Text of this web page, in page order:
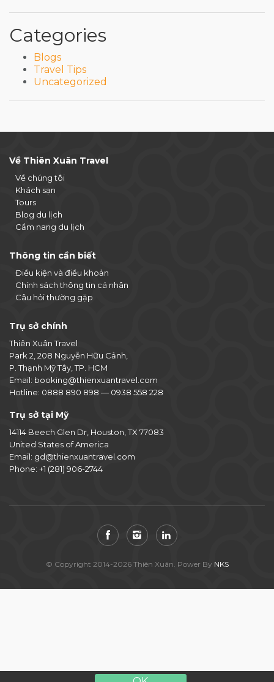
Categories
Blogs
Travel Tips
Uncategorized
Về Thiên Xuân Travel
Về chúng tôi
Khách sạn
Tours
Blog du lịch
Cẩm nang du lịch
Thông tin cần biết
Điều kiện và điều khoản
Chính sách thông tin cá nhân
Câu hỏi thường gặp
Trụ sở chính
Thiên Xuân Travel
Park 2, 208 Nguyễn Hữu Cảnh,
P. Thạnh Mỹ Tây, TP. HCM
Email: booking@thienxuantravel.com
Hotline: 0888 890 898 — 0938 558 228
Trụ sở tại Mỹ
14114 Beech Glen Dr, Houston, TX 77083
United States of America
Email: gd@thienxuantravel.com
Phone: +1 (281) 906-2744
© Copyright 2014-2026 Thiên Xuân. Power By NKS